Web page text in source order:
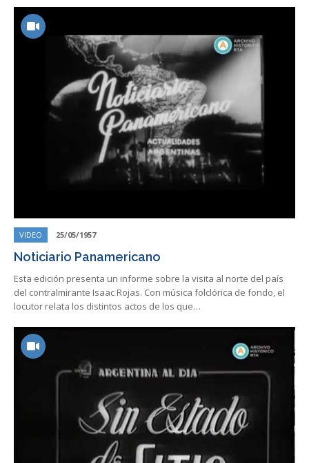
VIDEO 25/05/1957
Noticiario Panamericano
Esta edición presenta un informe sobre la visita al norte del país
del contralmirante Isaac Rojas. Con música folclórica de fondo, el
locutor relata los distintos actos de los que…